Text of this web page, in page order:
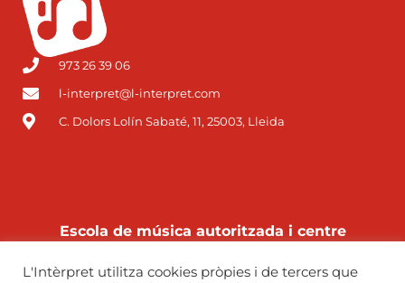
973 26 39 06
l-interpret@l-interpret.com
C. Dolors Lolín Sabaté, 11, 25003, Lleida
Escola de música autoritzada i centre
Departament d’Educació de la Generalitat de
L'Intèrpret utilitza cookies pròpies i de tercers que